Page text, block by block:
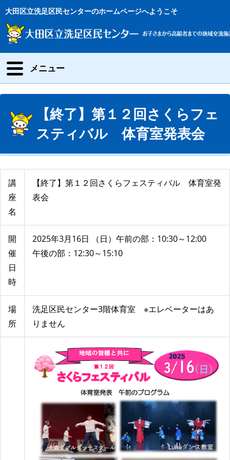
大田区立洗足区民センターのホームページへようこそ
メニュー
【終了】第１２回さくらフェ
スティバル 体育室発表会
講
座
名
【終了】第１２回さくらフェスティバル 体育室発
表会
開
催
日
時
2025年3月16日 （日）午前の部：10:30～12:00
午後の部：12:30～15:10
場
所
洗足区民センター3階体育室 ※エレベーターはあ
りません